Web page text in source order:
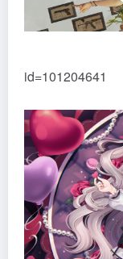
id=101204641